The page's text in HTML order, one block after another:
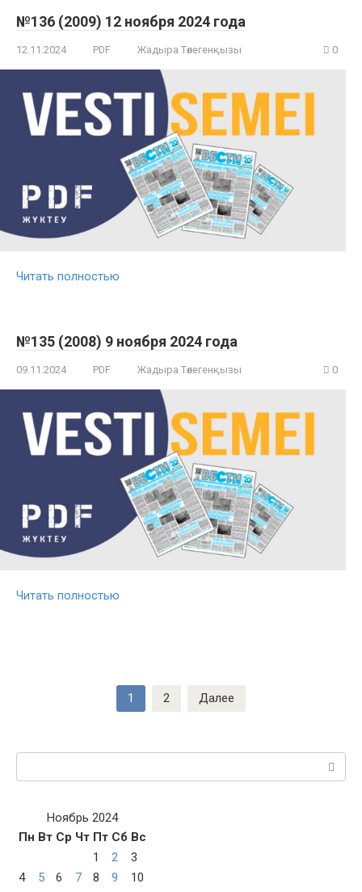
№136 (2009) 12 ноября 2024 года
12.11.2024 PDF Жадыра Төлегенқызы 0
Читать полностью
№135 (2008) 9 ноября 2024 года
09.11.2024 PDF Жадыра Төлегенқызы 0
Читать полностью
1 2 Далее
Ноябрь 2024
Пн Вт Ср Чт Пт Сб Вс
1
2
3
4
5 6 7 8 9
10